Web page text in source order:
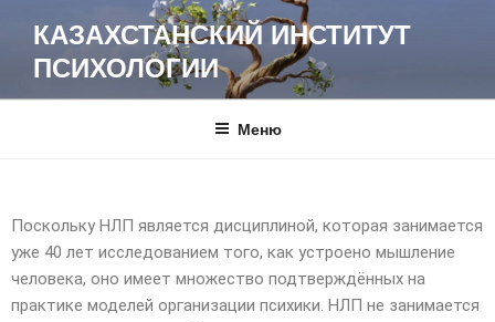
КАЗАХСТАНСКИЙ ИНСТИТУТ
ПСИХОЛОГИИ
Меню
Поскольку НЛП является дисциплиной, которая занимается
уже 40 лет исследованием того, как устроено мышление
человека, оно имеет множество подтверждённых на
практике моделей организации психики. НЛП не занимается